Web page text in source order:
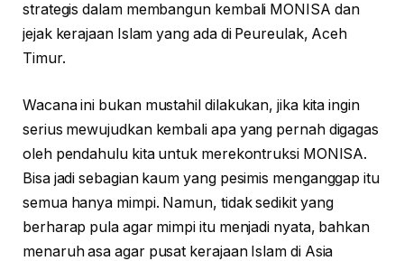
strategis dalam membangun kembali MONISA dan
jejak kerajaan Islam yang ada di Peureulak, Aceh
Timur.
Wacana ini bukan mustahil dilakukan, jika kita ingin
serius mewujudkan kembali apa yang pernah digagas
oleh pendahulu kita untuk merekontruksi MONISA.
Bisa jadi sebagian kaum yang pesimis menganggap itu
semua hanya mimpi. Namun, tidak sedikit yang
berharap pula agar mimpi itu menjadi nyata, bahkan
menaruh asa agar pusat kerajaan Islam di Asia